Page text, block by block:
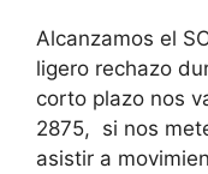
Alcanzamos el
ligero rechazo
corto plazo nos
2875, si nos
asistir a